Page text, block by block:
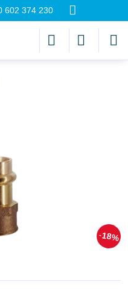
602 374 230
18%